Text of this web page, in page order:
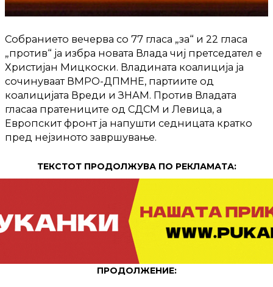
Собранието вечерва со 77 гласа „за“ и 22 гласа
„против“ ја избра новата Влада чиј претседател е
Христијан Мицкоски. Владината коалиција ја
сочинуваат ВМРО-ДПМНЕ, партиите од
коалицијата Вреди и ЗНАМ. Против Владата
гласаа пратениците од СДСМ и Левица, а
Европскит фронт ја напушти седницата кратко
пред нејзиното завршување.
ТЕКСТОТ ПРОДОЛЖУВА ПО РЕКЛАМАТА:
ПРОДОЛЖЕНИЕ: